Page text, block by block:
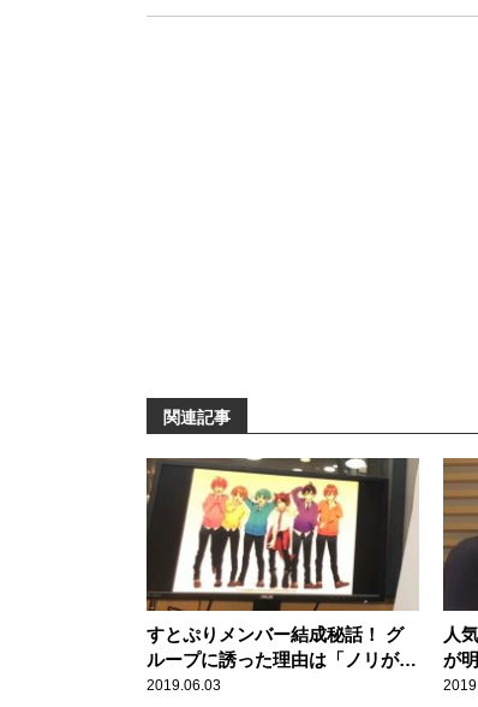
関連記事
すとぷりメンバー結成秘話！ グ
ループに誘った理由は「ノリが良
かった」から？
2019.06.03
人
が
円